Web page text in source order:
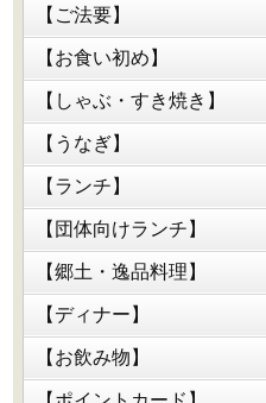
【ご法要】
【お食い初め】
【しゃぶ・すき焼き】
【うなぎ】
【ランチ】
【団体向けランチ】
【郷土・逸品料理】
【ディナー】
【お飲み物】